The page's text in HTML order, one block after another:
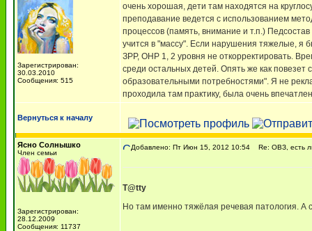
Зарегистрирован:
30.03.2010
Сообщения: 515
очень хорошая, дети там находятся на
преподавание ведется с использованием
процессов (память, внимание и т.п.)
учится в "массу". Если нарушения тяжелые, я
ЗРР, ОНР 1, 2 уровня не откорректировать.
среди остальных детей. Опять же как повезет
образовательными потребностями". Я не
проходила там практику, была очень
Вернуться к началу
Ясно Солнышко
Член семьи
Зарегистрирован:
28.12.2009
Сообщения: 11737
Добавлено: Пт Июн 15, 2012 10:54 Re: ОВЗ, есть
T@tty
Но там именно тяжёлая речевая патология. А